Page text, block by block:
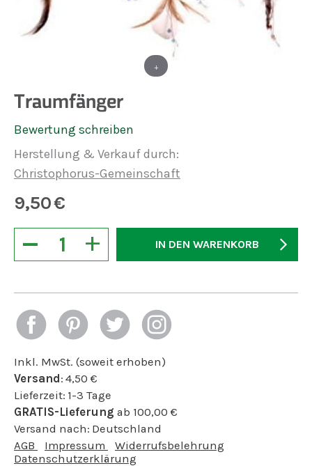
+
Traumfänger
Bewertung schreiben
Herstellung & Verkauf durch:
Christophorus-Gemeinschaft
9,50€
+
− IN DEN WARENKORB
Inkl. MwSt. (soweit erhoben)
Versand: 4,50 €
Lieferzeit: 1-3 Tage
GRATIS-Lieferung ab 100,00 €
Versand nach: Deutschland
AGB
Impressum
Widerrufsbelehrung
Datenschutzerklärung